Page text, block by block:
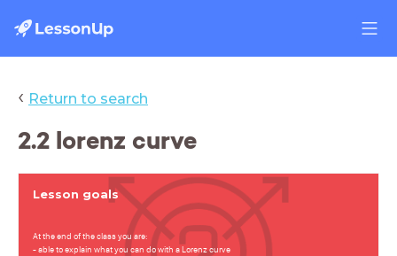
‹ Return to search
2.2 lorenz curve
Lesson goals
At the end of the class you are:
- able to explain what you can do with a Lorenz curve